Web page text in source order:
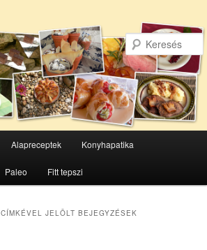
Alapreceptek Konyhapatika
Paleo Fitt tepszi
CÍMKÉVEL JELÖLT BEJEGYZÉSEK